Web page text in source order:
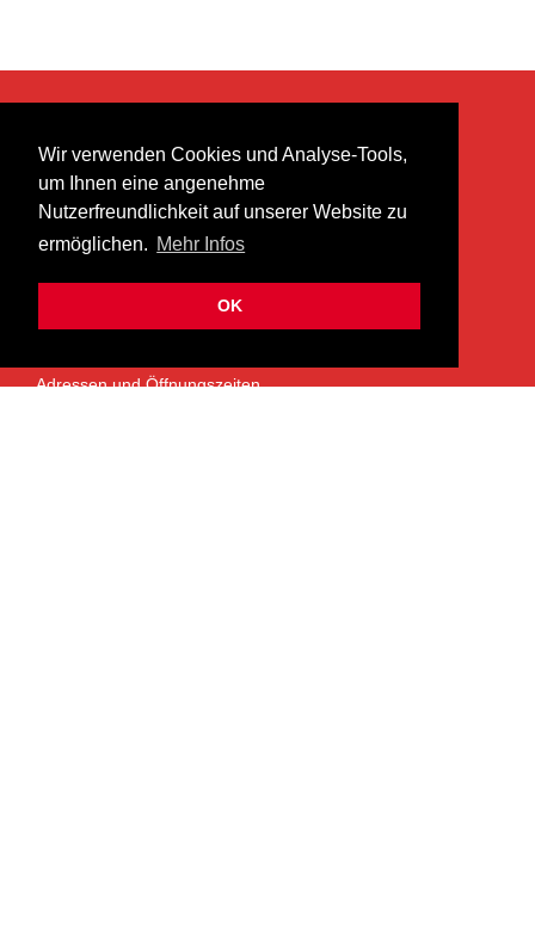
Wir verwenden Cookies und Analyse-Tools,
um Ihnen eine angenehme
Nutzerfreundlichkeit auf unserer Website zu
ermöglichen. Mehr Infos
OK
heer musik ag
Lättenstrasse 35
8952 Schlieren
info@heermusic.com
ÜBER UNS
Adressen und Öffnungszeiten